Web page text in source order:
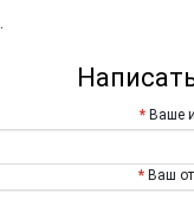
Ваше
Ваш